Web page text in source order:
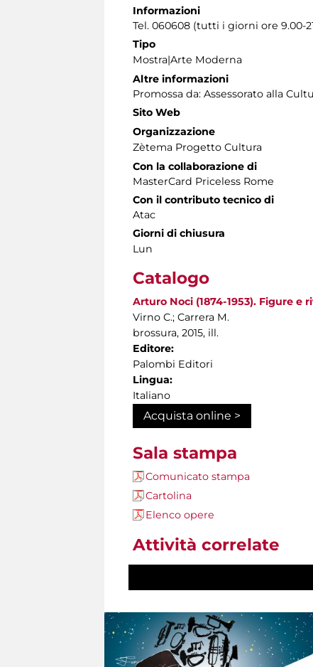
Informazioni
Tel. 060608 (tutti i giorni ore 9.00-
Tipo
Mostra|Arte Moderna
Altre informazioni
Promossa da: Assessorato alla
Sito Web
Organizzazione
Zètema Progetto Cultura
Con la collaborazione di
MasterCard Priceless Rome
Con il contributo tecnico di
Atac
Giorni di chiusura
Lun
Catalogo
Arturo Noci (1874-1953). Figure
Virno C.; Carrera M.
brossura, 2015, ill.
Editore:
Palombi Editori
Lingua:
Italiano
Acquista online >
Sala stampa
Comunicato stampa
Cartolina
Elenco opere
Attività correlate